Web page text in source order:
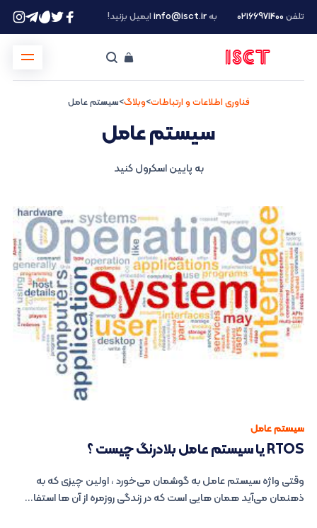
تلفن ۰۲۱66971400 بهinfo@isct.irایمیل بزنید!
فناوری اطلاعات و ارتباطات>وبلاگ>سیستم عامل
سیستم عامل
به پایین اسکرول کنید
سیستم عامل
RTOS یا سیستم عامل بلادرنگ چیست ؟
وقتی واژه سیستم عامل به گوشمان می‌خورد ، اولین چیزی که به
ذهنمان می‌آید همان‌ هایی است که در زندگی روزمره از آن ها استفا...